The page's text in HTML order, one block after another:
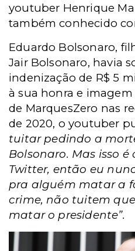
youtuber Henrique
também conhecido
Eduardo Bolsonaro,
Jair Bolsonaro, havia
indenização de R$ 5
à sua honra e
de MarquesZero nas
de 2020, o youtuber
tuitar pedindo a
Bolsonaro. Mas isso
Twitter, então eu
pra alguém matar a
crime, não tuitem
matar o presidente”.